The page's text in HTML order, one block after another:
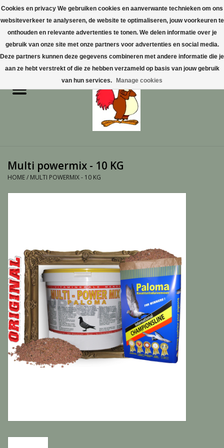
0 Artikelen - €0,00
Home
Vogelproducten aanschaffen
in Limburg
Knaagdieren
Hoefdieren
Paarden
Diversen producten
Tuin Benodigdheden
Multi powermix - 10 KG
HOME/ MULTI POWERMIX - 10 KG
Cookies en privacy We gebruiken cookies en aanverwante technieken om ons
websiteverkeer te analyseren, de website te optimaliseren, jouw voorkeuren te
onthouden en relevante advertenties te tonen. We delen informatie over je
gebruik van onze site met onze partners voor advertenties en social media.
Deze partners kunnen deze gegevens combineren met andere informatie die je
aan ze hebt verstrekt of die ze hebben verzameld op basis van jouw gebruik
van hun services.
Manage cookies